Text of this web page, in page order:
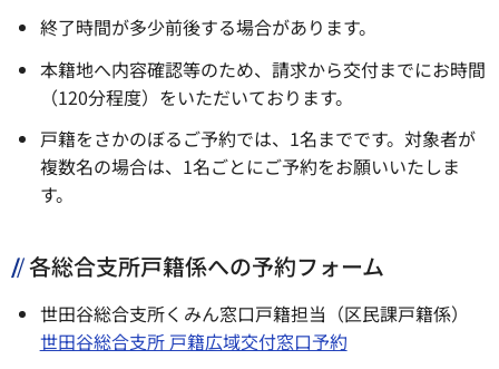
終了時間が多少前後する場合があります。
本籍地へ内容確認等のため、請求から交付までにお時間
（120分程度）をいただいております。
戸籍をさかのぼるご予約では、1名までです。対象者が
複数名の場合は、1名ごとにご予約をお願いいたしま
す。
各総合支所戸籍係への予約フォーム
世田谷総合支所くみん窓口戸籍担当（区民課戸籍係）
世田谷総合支所 戸籍広域交付窓口予約